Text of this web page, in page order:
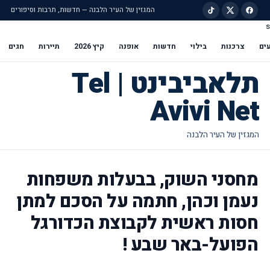
המגזין של העיר הלבנה — חדשות, תרבות וסיפורים
s
צרכנות בילוי חדשות אופנה קיץ 2026 תיירות חגים
תלאביבינט | Tel
Avivi Net
מחסני השוק, בבעלות משפחות
נעמן וכהן, חתמה על הסכם למתן
חסות ראשית לקבוצת הכדורגל
הפועל-באר שבע !